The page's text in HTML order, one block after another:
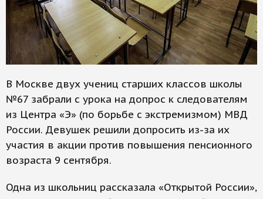
В Москве двух учениц старших классов школы
№67 забрали с урока на допрос к следователям
из Центра «Э» (по борьбе с экстремизмом) МВД
России. Девушек решили допросить из-за их
участия в акции против повышения пенсионного
возраста 9 сентября.
Одна из школьниц рассказала «Открытой России»,